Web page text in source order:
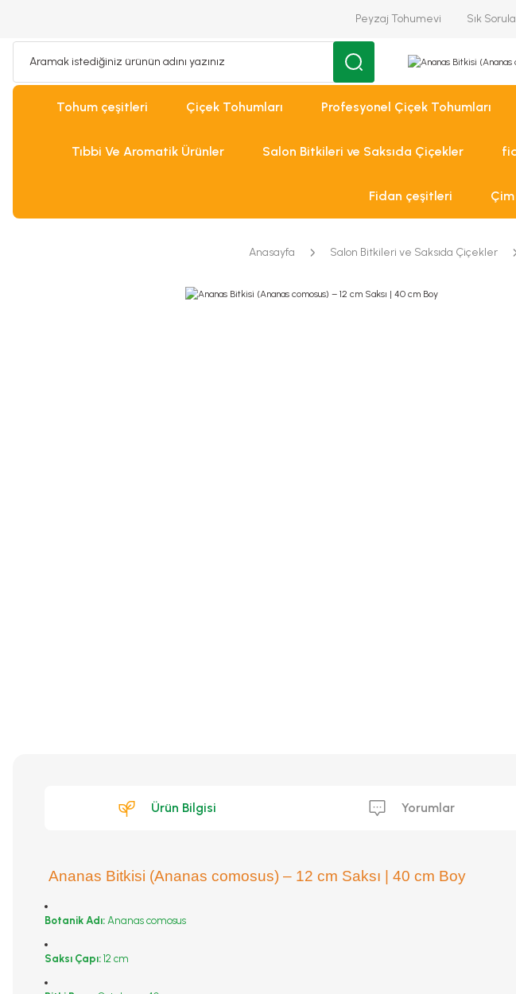
Peyzaj Tohumevi Sık
Tohum çeşitleri Çiçek Tohumları Profesyonel Çiçek Tohumları
Tıbbi Ve Aromatik Ürünler Salon Bitkileri ve Saksıda Çiçekler
Fidan çeşitleri
Anasayfa Salon Bitkileri ve Saksıda Çiçekler
Ürün Bilgisi Yorumlar
Ananas Bitkisi (Ananas comosus) – 12 cm Saksı | 40 cm Boy
Botanik Adı: Ananas comosus
Saksı Çapı:12 cm